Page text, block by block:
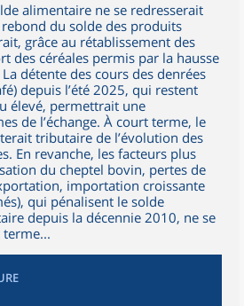
alimentaire ne se redresserait
du solde des produits
grâce au rétablissement des
des céréales permis par la hausse
détente des cours des denrées
depuis l’été 2025, qui restent
élevé, permettrait une
de l’échange. À court terme, le
tributaire de l’évolution des
En revanche, les facteurs plus
du cheptel bovin, pertes de
importation croissante
qui pénalisent le solde
depuis la décennie 2010, ne se